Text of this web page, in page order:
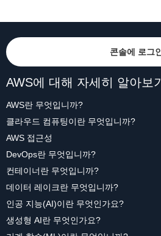
콘솔에 로그인
AWS에 대해 자세히 알아보기
AWS란 무엇입니까?
클라우드 컴퓨팅이란 무엇입니까?
AWS 접근성
DevOps란 무엇입니까?
컨테이너란 무엇입니까?
데이터 레이크란 무엇입니까?
인공 지능(AI)이란 무엇인가요?
생성형 AI란 무엇인가요?